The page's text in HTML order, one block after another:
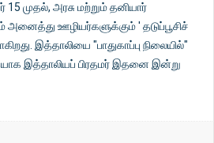
முதல், அரசு மற்றும் தனியார்
அனைத்து ஊழியர்களுக்கும் ' தடுப்பூசிச்
இத்தாலியை "பாதுகாப்பு நிலையில்"
இத்தாலியப் பிரதமர் இதனை இன்று